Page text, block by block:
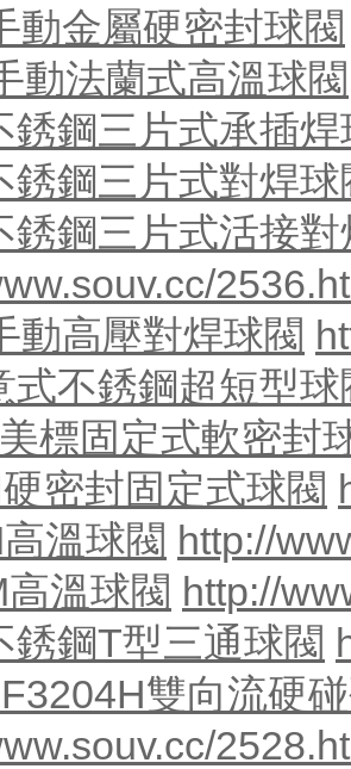
動金屬硬密封球閥
動法蘭式高溫球閥
銹鋼三片式承插焊
銹鋼三片式對焊球
銹鋼三片式活接
動高壓對焊球閥
式不銹鋼超短型球
標固定式軟密封
密封固定式球閥
溫球閥 http://
溫球閥 http://
銹鋼T型三通球閥
雙向流硬